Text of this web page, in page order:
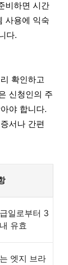
비하면 시간
사용에 익숙
다.
확인하고
신청인의 주
야 합니다.
서나 간편
일로부터 3
유효
엣지 브라